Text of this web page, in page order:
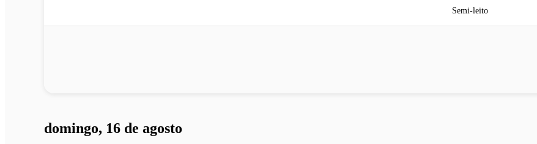
Semi-leito
domingo, 16 de agosto